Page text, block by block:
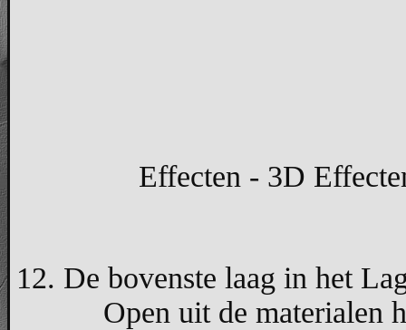
Effecten - 3D
12. De bovenste laag in het
Open uit de materialen